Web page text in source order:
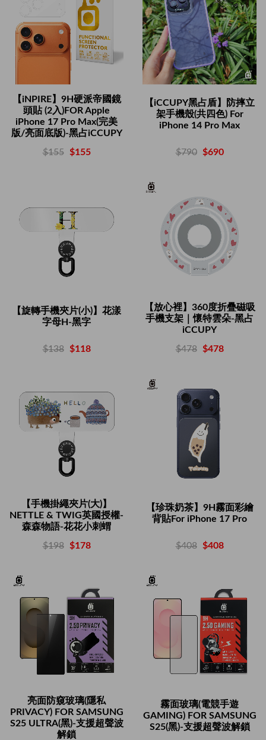
【iNPIRE】9H硬派帝國鏡
頭貼 (2入)FOR Apple
iPhone 17 Pro Max(完美
版/亮面底版)-黑占iCCUPY
$155 $155
【iCCUPY黑占盾】防摔立
架手機殼(共四色) For
iPhone 14 Pro Max
$790 $690
【旋轉手機夾片(小)】花漾
字母H-黑字
$138 $118
【放心裡】360度折疊磁吸
手機支架｜懷特雲朵-黑占
iCCUPY
$478 $478
【手機掛繩夾片(大)】
NETTLE & TWIG英國授權-
森森物語-花花小刺蝟
$198 $178
【珍珠奶茶】9H霧面彩繪
背貼For iPhone 17 Pro
$408 $408
亮面防窺玻璃(隱私
PRIVACY) FOR SAMSUNG
S25 ULTRA(黑)-支援超聲波
解鎖
霧面玻璃(電競手遊
GAMING) FOR SAMSUNG
S25(黑)-支援超聲波解鎖